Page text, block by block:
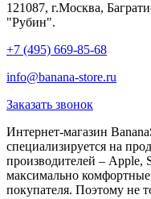
121087, г.Москва,
"Рубин".
+7 (495) 669-85-68
info@banana-store.ru
Заказать звонок
Интернет-магазин
специализируется на
производителей – Apple,
максимально
покупателя. Поэтому не